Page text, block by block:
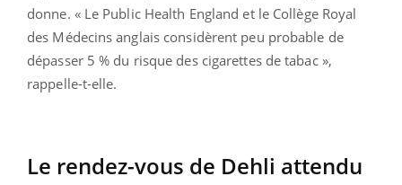
donne. « Le Public Health England et le Collège Royal
des Médecins anglais considèrent peu probable de
dépasser 5 % du risque des cigarettes de tabac »,
rappelle-t-elle.
Le rendez-vous de Dehli attendu